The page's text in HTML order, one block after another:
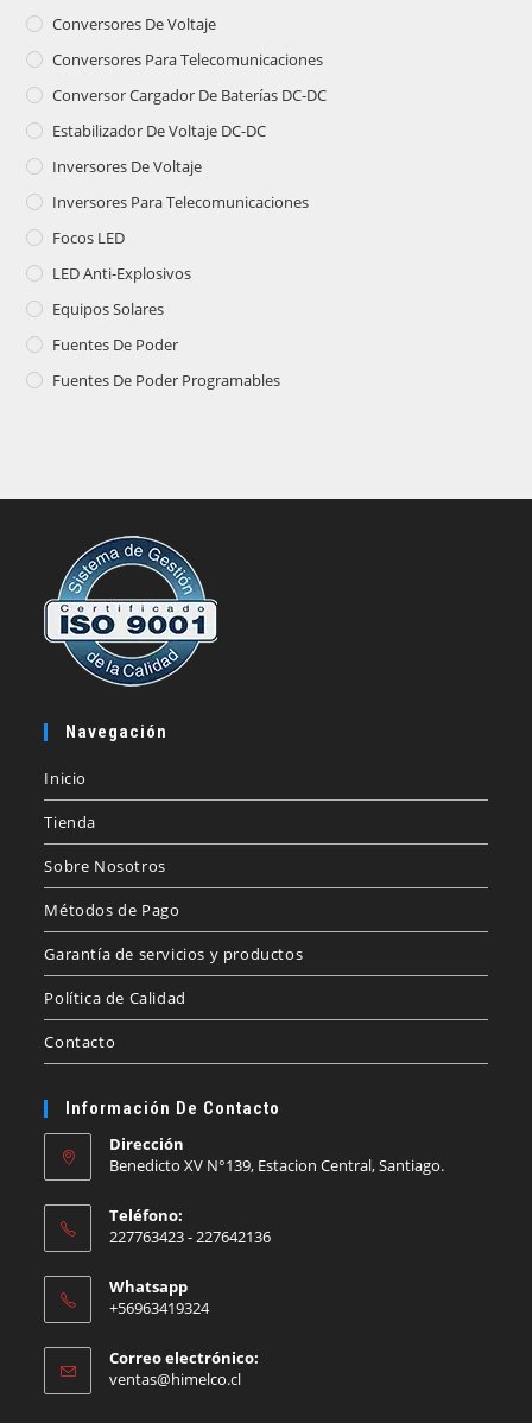
Conversores De Voltaje
Conversores Para Telecomunicaciones
Conversor Cargador De Baterías DC-DC
Estabilizador De Voltaje DC-DC
Inversores De Voltaje
Inversores Para Telecomunicaciones
Focos LED
LED Anti-Explosivos
Equipos Solares
Fuentes De Poder
Fuentes De Poder Programables
Navegación
Inicio
Tienda
Sobre Nosotros
Métodos de Pago
Garantía de servicios y productos
Política de Calidad
Contacto
Información De Contacto
Dirección
Benedicto XV N°139, Estacion Central, Santiago.
Teléfono:
227763423 - 227642136
Whatsapp
+56963419324
Correo electrónico:
ventas@himelco.clSe